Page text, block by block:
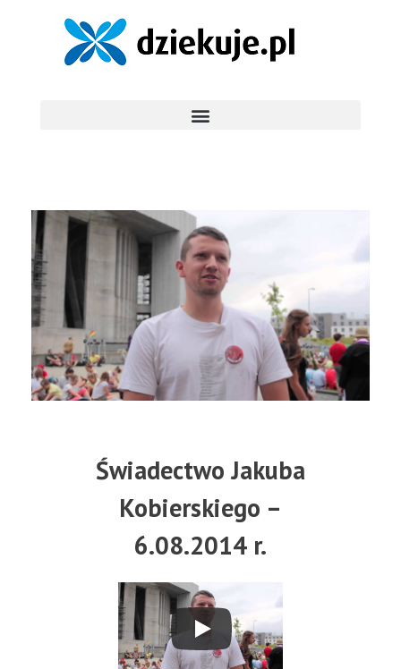
Świadectwo Jakuba
Kobierskiego –
6.08.2014 r.